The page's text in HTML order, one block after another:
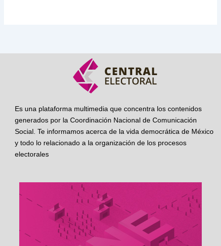
Es una plataforma multimedia que concentra los contenidos
generados por la Coordinación Nacional de Comunicación
Social. Te informamos acerca de la vida democrática de México
y todo lo relacionado a la organización de los procesos
electorales